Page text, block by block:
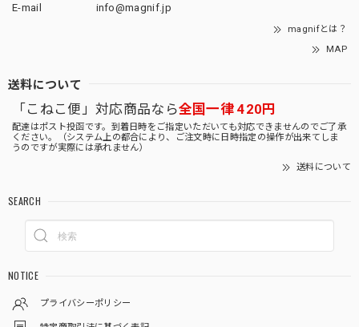
E-mail
info@magnif.jp
magnifとは？
MAP
送料について
「こねこ便」対応商品なら全国一律 420円
配達はポスト投函です。到着日時をご指定いただいても対応できませんのでご了承
ください。（システム上の都合により、ご注文時に日時指定の操作が出来てしま
うのですが実際には承れません）
送料について
SEARCH
NOTICE
プライバシーポリシー